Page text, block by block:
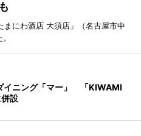
まにわ酒店 大須店」（名古屋市中
イニング「マー」 「KIWAMI
設